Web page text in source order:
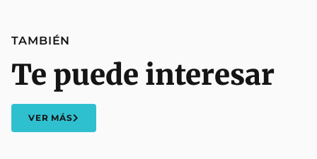
TAMBIÉN
Te puede interesar
VER MÁS